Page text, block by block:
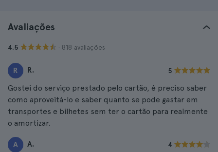
Avaliações
4.5 · 818 avaliações
R R. 5
Gostei do serviço prestado pelo cartão, é preciso saber
como aproveitá-lo e saber quanto se pode gastar em
transportes e bilhetes sem ter o cartão para realmente
o amortizar.
A A. 4